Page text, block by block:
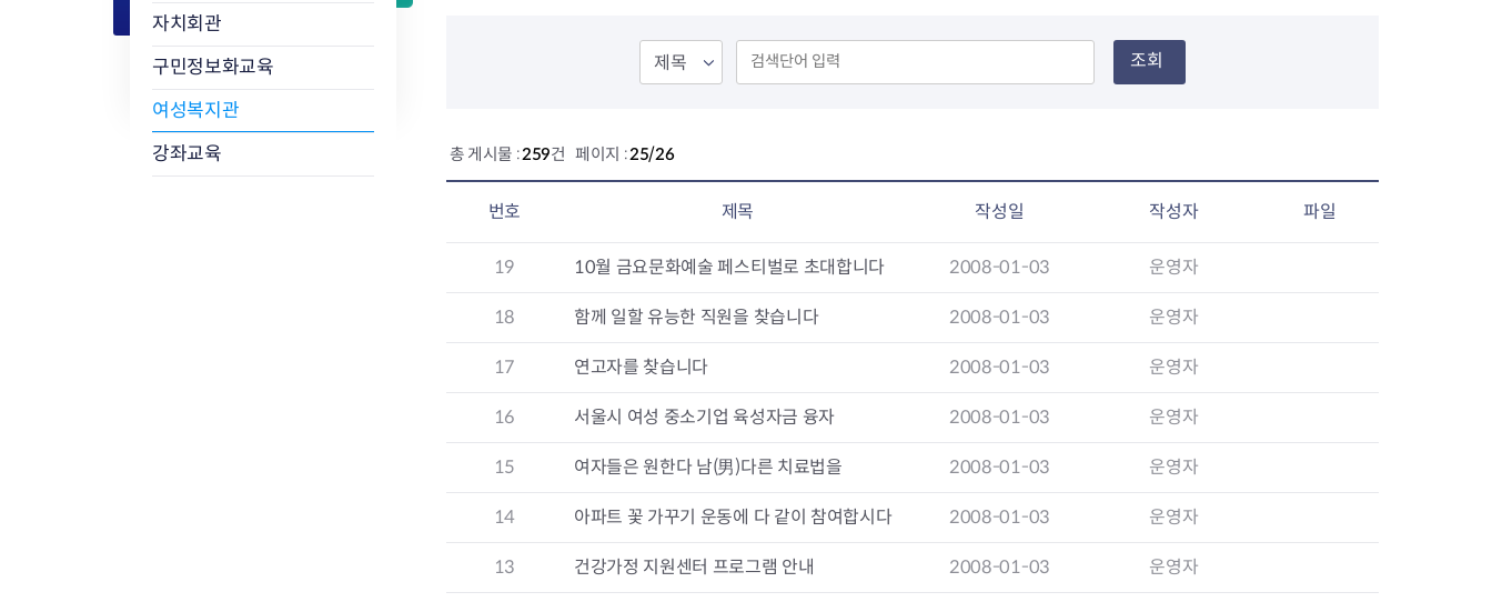
장안2동 자치회관
전농1동 자치회관
청량리동 자치회관
회기동 자치회관
휘경1동 자치회관
휘경2동 자치회관
자치회관
구민정보화교육
여성복지관
강좌교육
조회
총 게시물 :259건 페이지 :25/26
번호 제목 작성일 작성자 파일
19 10월 금요문화예술 페스티벌로 초대합니다 2008-01-03 운영자
18 함께 일할 유능한 직원을 찾습니다 2008-01-03 운영자
17 연고자를 찾습니다 2008-01-03 운영자
16 서울시 여성 중소기업 육성자금 융자 2008-01-03 운영자
15 여자들은 원한다 남(男)다른 치료법을 2008-01-03 운영자
14 아파트 꽃 가꾸기 운동에 다 같이 참여합시다 2008-01-03 운영자
13 건강가정 지원센터 프로그램 안내 2008-01-03 운영자